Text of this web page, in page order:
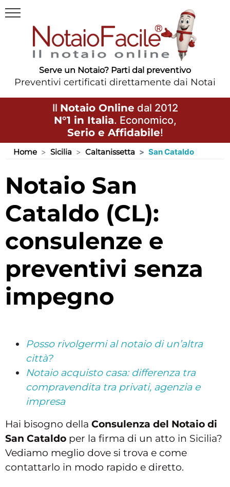
Serve un Notaio? Parti dal preventivo
Preventivi certificati direttamente dai Notai
Il Notaio Online dal 2012
N°1 in Italia. Economico,
Serio e Affidabile!
Home Sicilia Caltanissetta San Cataldo
Notaio San
Cataldo (CL):
consulenze e
preventivi senza
impegno
Posso rivolgermi al notaio di un’altra
città?
Notaio acquisto casa: differenza tra
compravendita tra privati, agenzia e
impresa
Hai bisogno della Consulenza del Notaio di
San Cataldo per la firma di un atto in Sicilia?
Vediamo meglio dove si trova e come
contattarlo in modo rapido e diretto.